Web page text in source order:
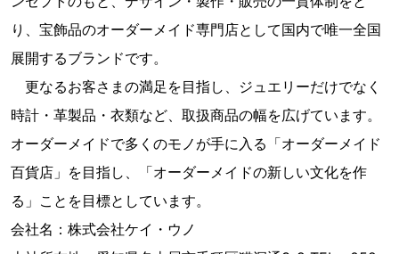
り、宝飾品のオーダーメイド専門店として国内で唯一全国
展開するブランドです。
更なるお客さまの満足を目指し、ジュエリーだけでなく
時計・革製品・衣類など、取扱商品の幅を広げています。
オーダーメイドで多くのモノが手に入る「オーダーメイド
百貨店」を目指し、「オーダーメイドの新しい文化を作
る」ことを目標としています。
会社名：株式会社ケイ・ウノ